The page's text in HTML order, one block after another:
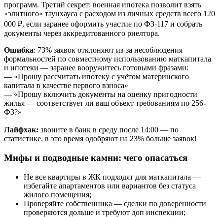
программ. Третий секрет: военная ипотека позволит взять
«элитного» таунхауса с расходом из личных средств всего 120
000 ₽, если заранее оформить участие по ФЗ-117 и собрать
документы через аккредитованного риелтора.
Ошибка: 73% заявок отклоняют из-за несоблюдения
формальностей по совместному использованию маткапитала
и ипотеки — заранее вооружитесь готовыми фразами:
— «Прошу рассчитать ипотеку с учётом материнского
капитала в качестве первого взноса»
— «Прошу включить документы на оценку пригодности
жилья — соответствует ли ваш объект требованиям по 256-
ФЗ?»
Лайфхак: звоните в банк в среду после 14:00 — по
статистике, в это время одобряют на 23% больше заявок!
Мифы и подводные камни: чего опасаться
Не все квартиры в ЖК подходят для маткапитала —
избегайте апартаментов или вариантов без статуса
жилого помещения;
Проверяйте собственника — сделки по доверенности
проверяются дольше и требуют доп инспекции;